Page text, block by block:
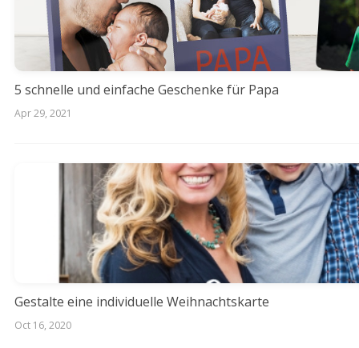
5 schnelle und einfache Geschenke für Papa
Apr 29, 2021
Gestalte eine individuelle Weihnachtskarte
Oct 16, 2020